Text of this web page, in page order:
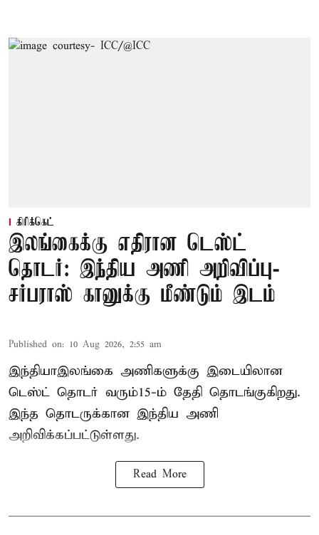
கிரிக்கெட்
இலங்கைக்கு எதிரான டெஸ்ட்
தொடர்: இந்திய அணி அறிவிப்பு-
சர்பராஸ் கானுக்கு மீண்டும் இடம்
Published on: 10 Aug 2026, 2:55 am
இந்தியா–இலங்கை அணிகளுக்கு இடையிலான
டெஸ்ட் தொடர் வரும்15-ம் தேதி தொடங்குகிறது.
இந்த தொடருக்கான இந்திய அணி
அறிவிக்கப்பட்டுள்ளது.
Read More